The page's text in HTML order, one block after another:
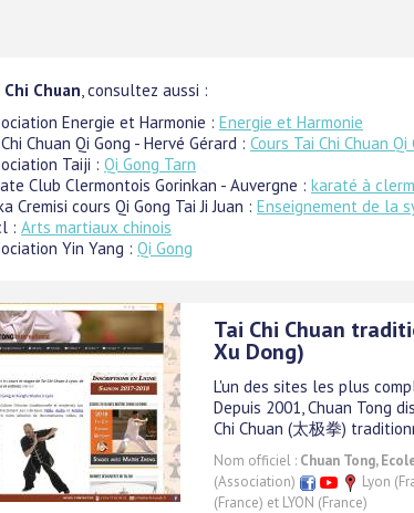
Chi Chuan , consultez aussi :
Energie et Harmonie : Energie et Harmonie
Chuan Qi Gong - Hervé Gérard : Cours Tai Chi Chuan Qi
Taiji : Qi Gong Tarn
Club Clermontois Gorinkan - Auvergne : karaté à
Cremisi cours Qi Gong Tai Ji Juan : Enseignement de la
: Arts martiaux chinois
Yin Yang : Qi Gong
Tai Chi Chuan
Xu Dong)
L'un des sites les plus
Depuis 2001, Chuan Tong
Chi Chuan (太极拳)
Nom officiel : Chuan Tong,
(Association)
Lyon
(France) et LYON (France)